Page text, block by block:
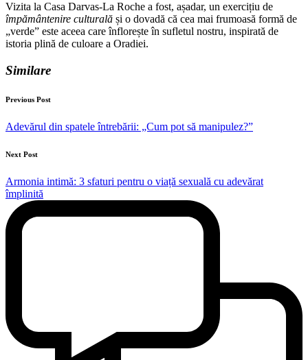
Vizita la Casa Darvas-La Roche a fost, așadar, un exercițiu de
împământenire culturală și o dovadă că cea mai frumoasă formă de
„verde” este aceea care înflorește în sufletul nostru, inspirată de
istoria plină de culoare a Oradiei.
Similare
Post
navigation
Previous Post
Adevărul din spatele întrebării: „Cum pot să manipulez?”
Next Post
Armonia intimă: 3 sfaturi pentru o viață sexuală cu adevărat
împlinită